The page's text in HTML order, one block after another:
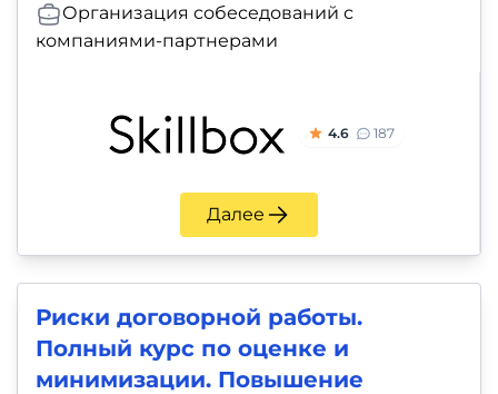
Организация собеседований с
компаниями-партнерами
4.6 187
Далее
Риски договорной работы.
Полный курс по оценке и
минимизации. Повышение